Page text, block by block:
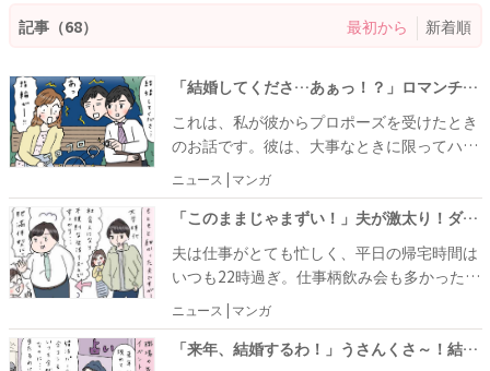
記事（68） 最初から 新着順
「結婚してくださ…あぁっ！？」ロマンチックなプロポーズのはずが…思わぬ事態に発展した夜
これは、私が彼からプロポーズを受けたとき
のお話です。彼は、大事なときに限ってハプ
ニングを引き起こしてしまうという、ある意
味とても強運の持ち主。私の幼いころからの
夢だったプロポーズの場面でも、その強運ぶ
りを見事に発揮してくれたのです。
ニュース | マンガ
「このままじゃまずい！」夫が激太り！ダイエットのため夫婦で決めたルールとは？
夫は仕事がとても忙しく、平日の帰宅時間は
いつも22時過ぎ。仕事柄飲み会も多かったた
めかどんどん太り、気づけば肥満体型
に……。「このままじゃいけない！」そう思
った私は夫と話し合うことにしました。
ニュース | マンガ
「来年、結婚するわ！」うさんくさ～！結婚の予言。当たるわけないと思っていたら…！？